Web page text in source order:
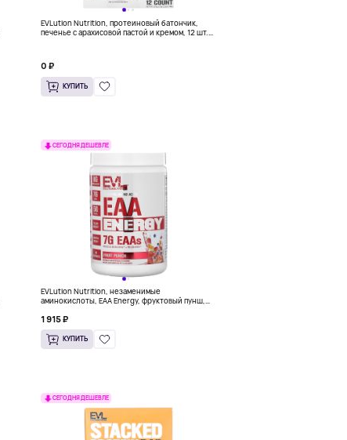
EVLution Nutrition, протеиновый батончик,
печенье с арахисовой пастой и кремом, 12 шт.
0 ₽
КУПИТЬ
СЕГОДНЯ ДЕШЕВЛЕ
EVLution Nutrition, незаменимые
аминокислоты, EAA Energy, фруктовый пунш,
1 915 ₽
КУПИТЬ
СЕГОДНЯ ДЕШЕВЛЕ